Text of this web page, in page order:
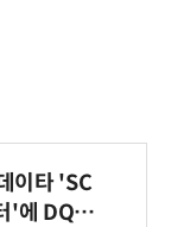
이타 'SC
'에 DQ인